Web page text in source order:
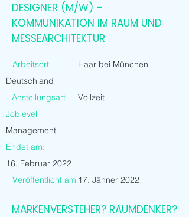
DESIGNER (M/W) –
KOMMUNIKATION IM RAUM UND
MESSEARCHITEKTUR
Arbeitsort
Haar bei München
Deutschland
Anstellungsart
Vollzeit
Joblevel
Management
Endet am:
16. Februar 2022
Veröffentlicht am 17. Jänner 2022
MARKENVERSTEHER? RAUMDENKER?